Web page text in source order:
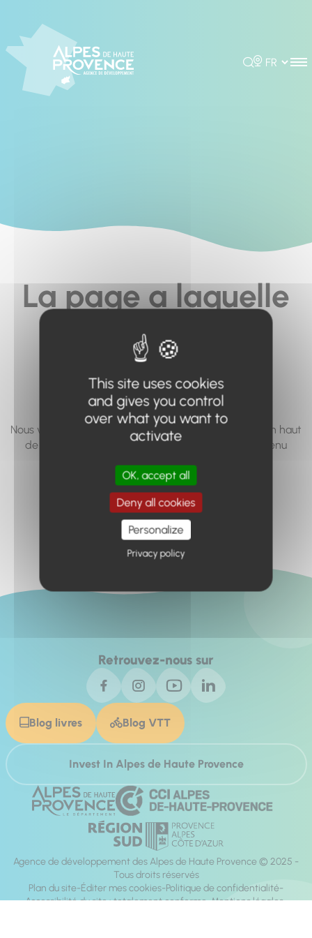
Rechercher
Choisir la
La page a laquelle
vous cherchez à
accéder n'existe
pas... ou plus.
Nous vous invitons à utiliser le moteur de recherche en haut
de page, ou à utiliser le menu pour trouver le contenu
Retour à l'accueil
Retrouvez-nous sur
Blog livres Blog VTT
Invest In Alpes de Haute Provence
Agence de développement des Alpes de Haute Provence © 2025 -
Tous droits réservés
Plan du site Éditer mes cookies Politique de confidentialité
Accessibilité du site : totalement conforme Mentions légales
This site uses cookies
and gives you control
over what you want to
activate
OK, accept all
Deny all cookies
Personalize
Privacy policy